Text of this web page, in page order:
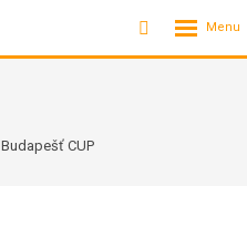
Vyhledávání
Rozbalení
menu
Budapešť CUP